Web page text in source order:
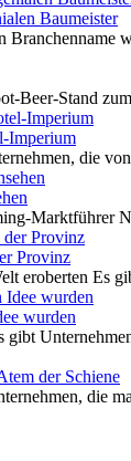
Baumeister
Branchenname
Beer-Stand
Imperium
die
Marktführer
Provinz
eroberten Es
wurden
der Schiene
die